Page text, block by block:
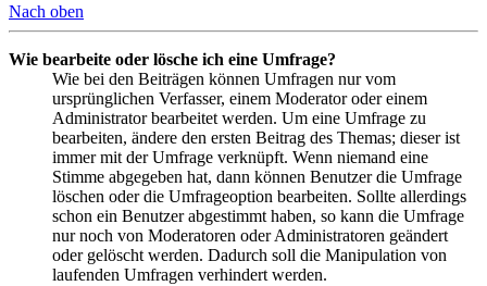
Nach oben
Wie bearbeite oder lösche ich eine Umfrage?
Wie bei den Beiträgen können Umfragen nur vom
ursprünglichen Verfasser, einem Moderator oder einem
Administrator bearbeitet werden. Um eine Umfrage zu
bearbeiten, ändere den ersten Beitrag des Themas; dieser ist
immer mit der Umfrage verknüpft. Wenn niemand eine
Stimme abgegeben hat, dann können Benutzer die Umfrage
löschen oder die Umfrageoption bearbeiten. Sollte allerdings
schon ein Benutzer abgestimmt haben, so kann die Umfrage
nur noch von Moderatoren oder Administratoren geändert
oder gelöscht werden. Dadurch soll die Manipulation von
laufenden Umfragen verhindert werden.